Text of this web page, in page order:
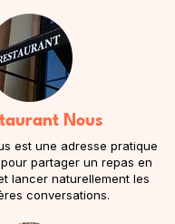
Nous
est une adresse pratique
partager un repas en
lancer naturellement les
conversations.